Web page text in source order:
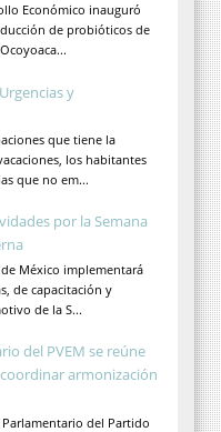
Económico inauguró
de probióticos de
y
que tiene la
los habitantes
que no em...
por la Semana
México implementará
de capacitación y
de la S...
del PVEM se reúne
armonización
del Partido